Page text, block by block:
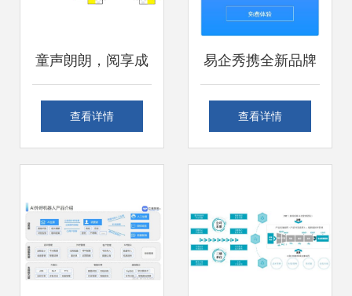
童声朗朗，阅享成
长 成都图书馆亲子
查看详情
易企秀携全新品牌
形象亮相2021服贸
查看详情